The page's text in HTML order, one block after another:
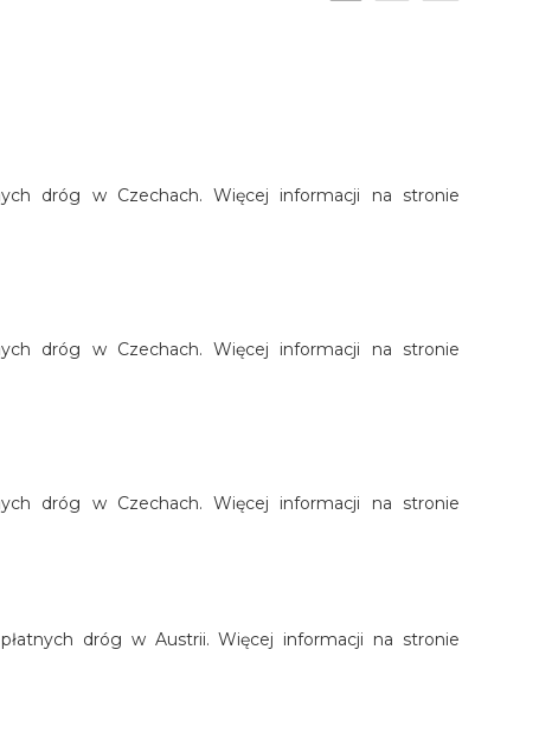
dróg w Czechach. Więcej informacji na stronie
dróg w Czechach. Więcej informacji na stronie
dróg w Czechach. Więcej informacji na stronie
dróg w Austrii. Więcej informacji na stronie